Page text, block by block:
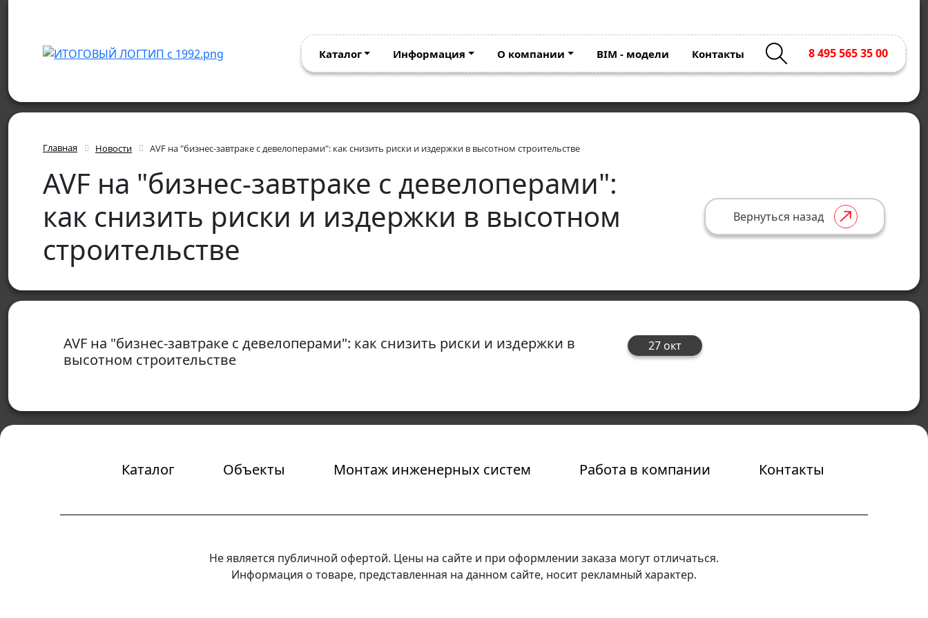
Каталог Информация О компании BIM - модели Контакты 8 495 565 35 00
Главная Новости AVF на "бизнес-завтраке c девелоперами": как снизить риски и издержки в высотном строительстве
AVF на "бизнес-завтраке c девелоперами":
как снизить риски и издержки в высотном
строительстве
Вернуться назад
AVF на "бизнес-завтраке c девелоперами": как снизить риски и издержки в
высотном строительстве
27 окт
Каталог Объекты Монтаж инженерных систем Работа в компании Контакты
Не является публичной офертой. Цены на сайте и при оформлении заказа могут отличаться.
Информация о товаре, представленная на данном сайте, носит рекламный характер.